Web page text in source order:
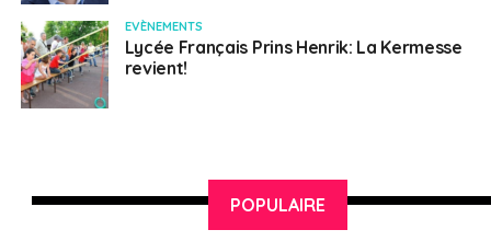
EVÈNEMENTS
Lycée Français Prins Henrik: La Kermesse
revient!
POPULAIRE